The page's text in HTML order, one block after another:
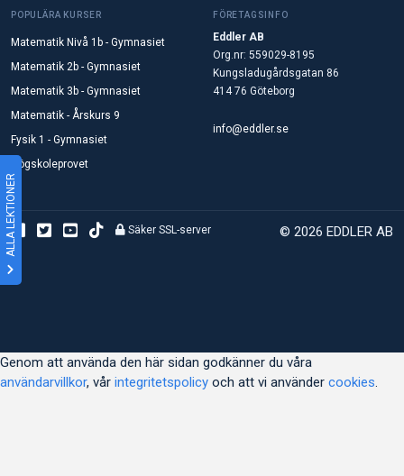
ALLA LEKTIONER
POPULÄRA KURSER
Matematik Nivå 1b - Gymnasiet
Matematik 2b - Gymnasiet
Matematik 3b - Gymnasiet
Matematik - Årskurs 9
Fysik 1 - Gymnasiet
Högskoleprovet
FÖRETAGSINFO
Eddler AB
Org.nr: 559029-8195
Kungsladugårdsgatan 86
414 76 Göteborg
info@eddler.se
© 2026 EDDLER AB
Säker SSL-server
Genom att använda den här sidan godkänner du våra
användarvillkor, vår integritetspolicy och att vi använder cookies.